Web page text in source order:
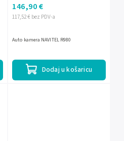
117,52 € bez PDV-a
146,90 €
Dodaj u košaricu
Auto kamera NAVITEL R980